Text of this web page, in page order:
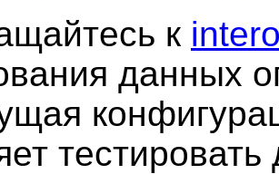
к
данных